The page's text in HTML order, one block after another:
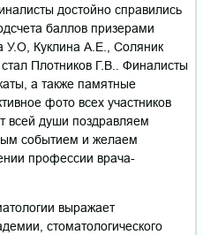
достойно справились
баллов призерами
Куклина А.Е., Соляник
Плотников Г.В.. Финалисты
а также памятные
фото всех участников
всей души поздравляем
событием и желаем
профессии врача-
выражает
стоматологического